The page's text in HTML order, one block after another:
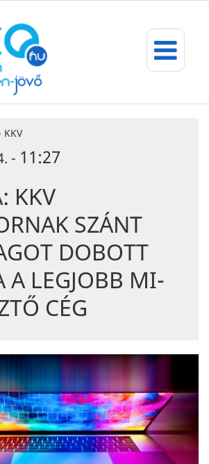
KKV
- 11:27
KKV
SZÁNT
DOBOTT
A LEGJOBB MI-
CÉG